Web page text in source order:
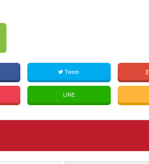
Tweet
LINE